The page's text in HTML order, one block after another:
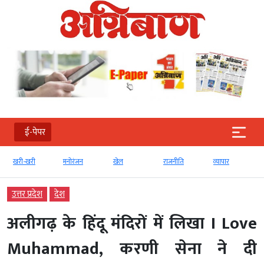
ई-पेपर
खरी-खरी मनोरंजन खेल राजनीति व्‍यापार
उत्तर प्रदेश देश
अलीगढ़ के हिंदू मंदिरों में लिखा I Love
Muhammad, करणी सेना ने दी